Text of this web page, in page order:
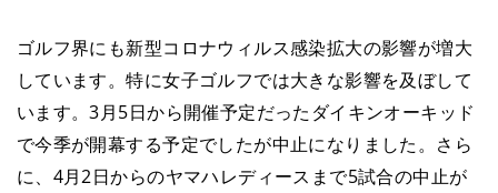
ゴルフ界にも新型コロナウィルス感染拡大の影響が増大
しています。特に女子ゴルフでは大きな影響を及ぼして
います。3月5日から開催予定だったダイキンオーキッド
で今季が開幕する予定でしたが中止になりました。さら
に、4月2日からのヤマハレディースまで5試合の中止が